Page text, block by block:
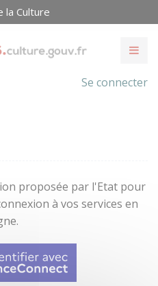
la Culture
Se connecter
proposée par l'Etat pour
à vos services en